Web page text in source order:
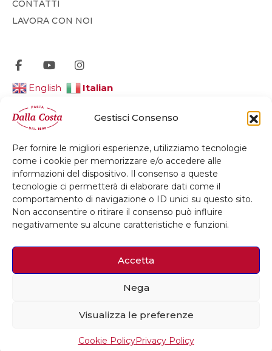
Gestisci Consenso
Per fornire le migliori esperienze, utilizziamo tecnologie
come i cookie per memorizzare e/o accedere alle
informazioni del dispositivo. Il consenso a queste
tecnologie ci permetterà di elaborare dati come il
comportamento di navigazione o ID unici su questo sito.
Non acconsentire o ritirare il consenso può influire
negativamente su alcune caratteristiche e funzioni.
Accetta
Nega
Visualizza le preferenze
Cookie PolicyPrivacy Policy
CONTATTI
LAVORA CON NOI
English Italian
© 2026 Dalla Costa Alimentare Srl
Privacy Policy Cookie Policy Credits
Whistleblowing Accessibilità